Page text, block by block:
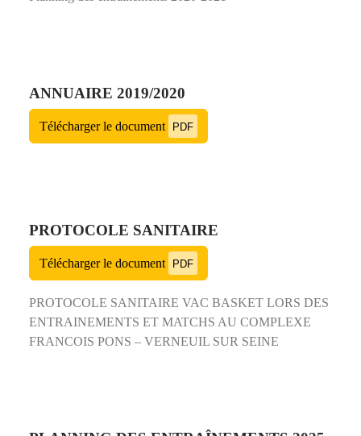
ANNUAIRE 2019/2020
Télécharger le document PDF
PROTOCOLE SANITAIRE
Télécharger le document PDF
PROTOCOLE SANITAIRE VAC BASKET LORS DES
ENTRAINEMENTS ET MATCHS AU COMPLEXE
FRANCOIS PONS – VERNEUIL SUR SEINE